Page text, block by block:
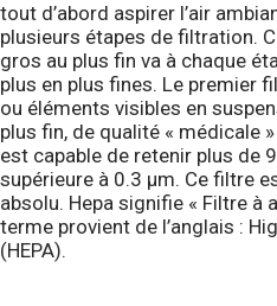
tout d’abord aspirer l’air
plusieurs étapes de filtration.
gros au plus fin va à chaque
plus en plus fines. Le premier
ou éléments visibles en
plus fin, de qualité « médicale
est capable de retenir plus de
supérieure à 0.3 µm. Ce filtre
absolu. Hepa signifie « Filtre à
terme provient de l’anglais :
(HEPA).